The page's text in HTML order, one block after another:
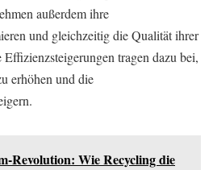
außerdem ihre
und gleichzeitig die Qualität ihrer
tragen dazu bei,
erhöhen und die
Revolution: Wie Recycling die